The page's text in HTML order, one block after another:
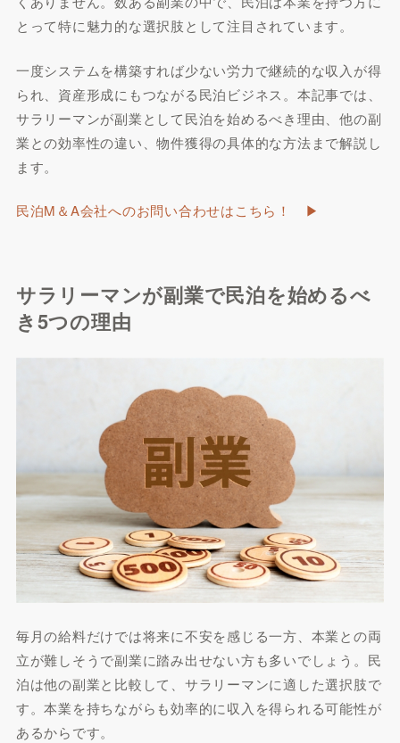
とって特に魅力的な選択肢として注目されています。
一度システムを構築すれば少ない労力で継続的な収入が得
られ、資産形成にもつながる民泊ビジネス。本記事では、
サラリーマンが副業として民泊を始めるべき理由、他の副
業との効率性の違い、物件獲得の具体的な方法まで解説し
ます。
民泊M＆A会社へのお問い合わせはこちら！ ▶︎
サラリーマンが副業で民泊を始めるべ
き5つの理由
毎月の給料だけでは将来に不安を感じる一方、本業との両
立が難しそうで副業に踏み出せない方も多いでしょう。民
泊は他の副業と比較して、サラリーマンに適した選択肢で
す。本業を持ちながらも効率的に収入を得られる可能性が
あるからです。